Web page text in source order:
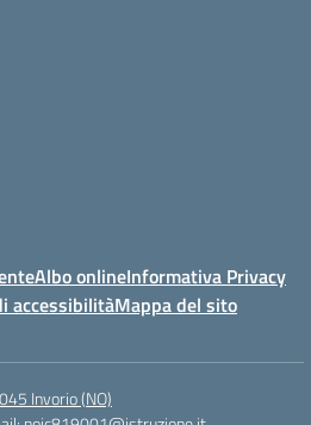
Albo onlineInformativa Privacy
accessibilitàMappa del sito
Invorio (NO)